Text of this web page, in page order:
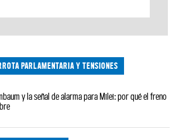
PARLAMENTARIA Y TENSIONES
y la señal de alarma para Milei: por qué el freno